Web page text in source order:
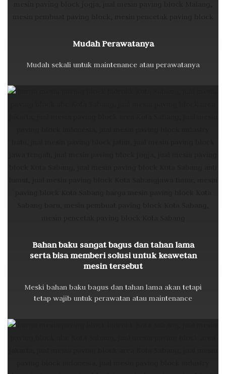
Mudah Perawatanya
Mudah sekali untuk maintenance atau perawatanya
Bahan baku sangat bagus dan tahan lama
serta bisa memberi solusi untuk keawetan
mesin tersebut
Meski bahan baku bagus dan tahan lama akan tetapi
tetap wajib untuk perawatan atau maintenance